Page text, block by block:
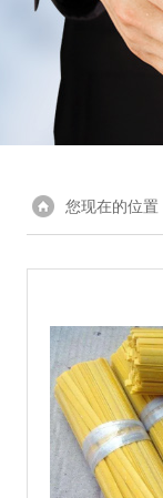
您现在的位置